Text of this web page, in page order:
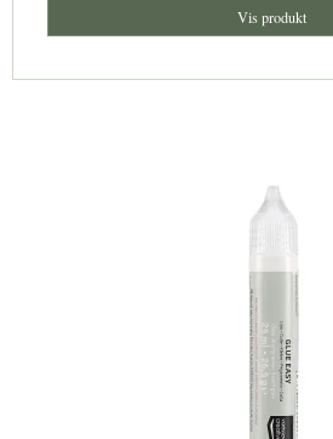
Vis produkt